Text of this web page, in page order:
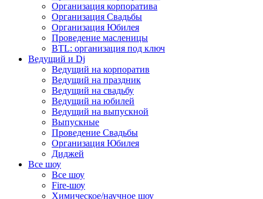
Организация корпоратива
Организация Свадьбы
Организация Юбилея
Проведение масленицы
BTL: организация под ключ
Ведущий и Dj
Ведущий на корпоратив
Ведущий на праздник
Ведущий на свадьбу
Ведущий на юбилей
Ведущий на выпускной
Выпускные
Проведение Свадьбы
Организация Юбилея
Диджей
Все шоу
Все шоу
Fire-шоу
Химическое/научное шоу